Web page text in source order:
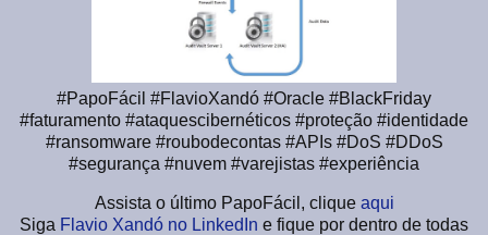
#PapoFácil #FlavioXandó #Oracle #BlackFriday
#faturamento #ataquescibernéticos #proteção #identidade
#ransomware #roubodecontas #APIs #DoS #DDoS
#segurança #nuvem #varejistas #experiência
Assista o último PapoFácil, clique aqui
Siga Flavio Xandó no LinkedIn e fique por dentro de todas